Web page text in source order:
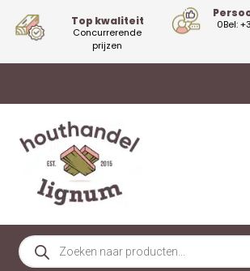
Top kwaliteit
Concurrerende
prijzen
0Bel: